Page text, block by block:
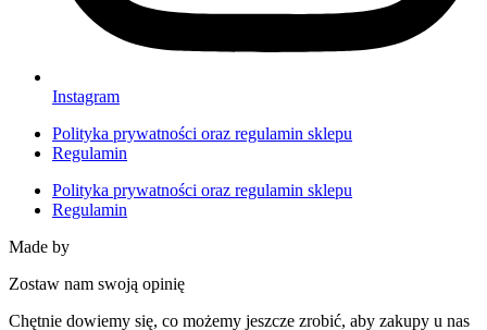
Instagram
Polityka prywatności oraz regulamin sklepu
Regulamin
Polityka prywatności oraz regulamin sklepu
Regulamin
Made by
Zostaw nam swoją opinię
Chętnie dowiemy się, co możemy jeszcze zrobić, aby zakupy u nas